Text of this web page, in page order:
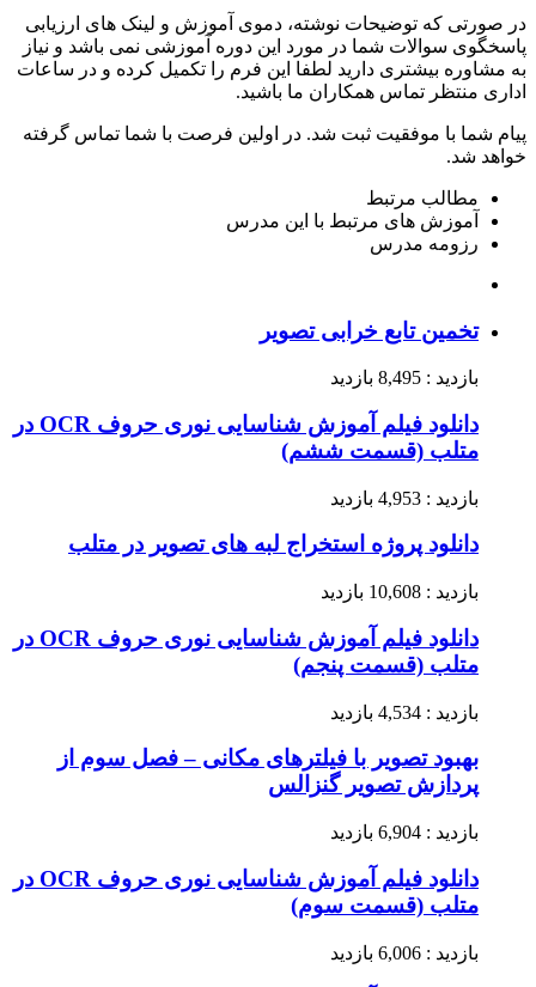
در صورتی که توضیحات نوشته، دموی آموزش و لینک های ارزیابی
پاسخگوی سوالات شما در مورد این دوره آموزشی نمی باشد و نیاز
به مشاوره بیشتری دارید لطفا این فرم را تکمیل کرده و در ساعات
اداری منتظر تماس همکاران ما باشید.
پیام شما با موفقیت ثبت شد. در اولین فرصت با شما تماس گرفته
خواهد شد.
مطالب مرتبط
آموزش های مرتبط با این مدرس
رزومه مدرس
تخمین تابع خرابی تصویر
بازدید : 8,495 بازدید
دانلود فیلم آموزش شناسایی نوری حروف OCR در
متلب (قسمت ششم)
بازدید : 4,953 بازدید
دانلود پروژه استخراج لبه های تصویر در متلب
بازدید : 10,608 بازدید
دانلود فیلم آموزش شناسایی نوری حروف OCR در
متلب (قسمت پنجم)
بازدید : 4,534 بازدید
بهبود تصویر با فیلترهای مکانی – فصل سوم از
پردازش تصویر گنزالس
بازدید : 6,904 بازدید
دانلود فیلم آموزش شناسایی نوری حروف OCR در
متلب (قسمت سوم)
بازدید : 6,006 بازدید